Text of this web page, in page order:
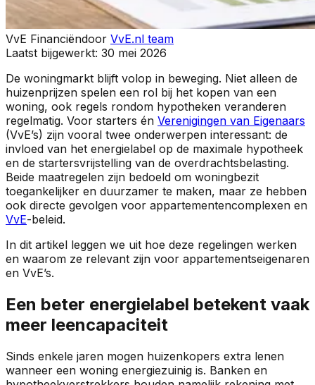
VvE Financiëndoor VvE.nl team
Laatst bijgewerkt: 30 mei 2026
De woningmarkt blijft volop in beweging. Niet alleen de
huizenprijzen spelen een rol bij het kopen van een
woning, ook regels rondom hypotheken veranderen
regelmatig. Voor starters én Verenigingen van Eigenaars
(VvE’s) zijn vooral twee onderwerpen interessant: de
invloed van het energielabel op de maximale hypotheek
en de startersvrijstelling van de overdrachtsbelasting.
Beide maatregelen zijn bedoeld om woningbezit
toegankelijker en duurzamer te maken, maar ze hebben
ook directe gevolgen voor appartementencomplexen en
VvE-beleid.
In dit artikel leggen we uit hoe deze regelingen werken
en waarom ze relevant zijn voor appartementseigenaren
en VvE’s.
Een beter energielabel betekent vaak
meer leencapaciteit
Sinds enkele jaren mogen huizenkopers extra lenen
wanneer een woning energiezuinig is. Banken en